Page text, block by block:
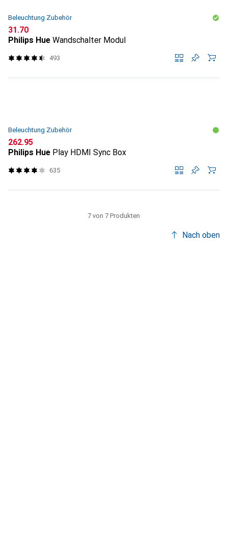
Beleuchtung Zubehör
CHF
31.70
Philips Hue Wandschalter Modul
493
Beleuchtung Zubehör
CHF
262.95
Philips Hue Play HDMI Sync Box
635
7 von 7 Produkten
Nach oben